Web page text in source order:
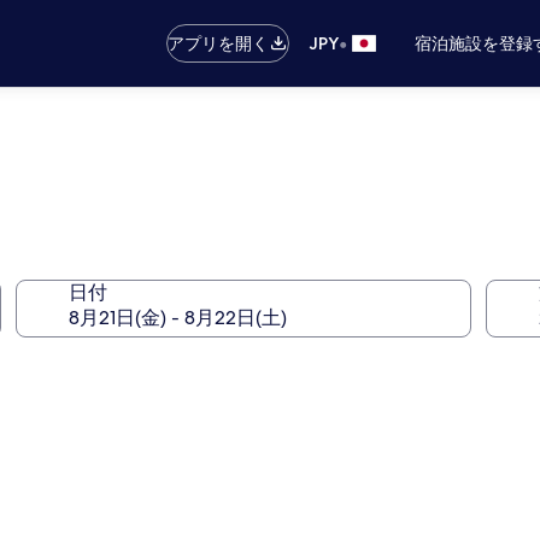
アプリを開く JPY• 宿泊施設を登録
日付